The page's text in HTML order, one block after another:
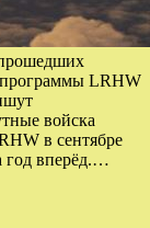
прошедших
программы LRHW
войска
в сентябре
год вперёд.…